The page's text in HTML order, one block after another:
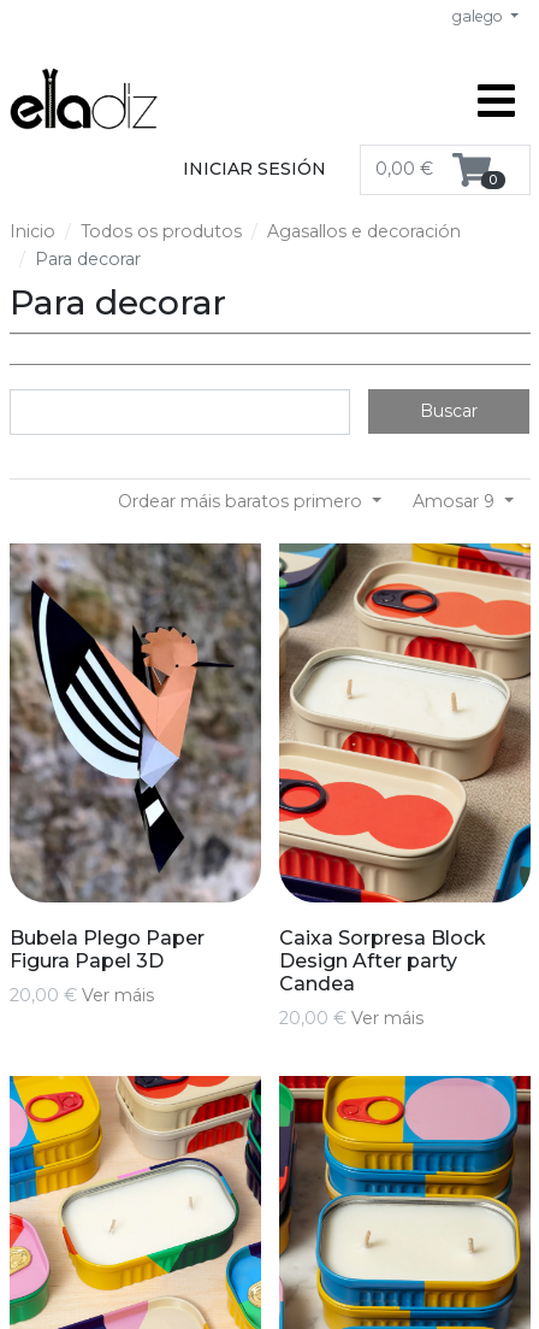
galego
INICIAR SESIÓN 0,00 € 0
Inicio Todos os produtos
Agasallos e decoración
Para decorar
Para decorar
Buscar
Amosar 9
Ordear máis baratos primero
Bubela Plego Paper
Figura Papel 3D
20,00 € Ver máis
Caixa Sorpresa Block
Design After party
Candea
20,00 € Ver máis